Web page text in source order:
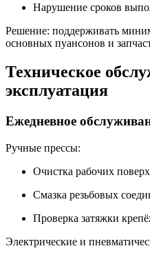
Нарушение сроков
Решение: поддерживать
основных пуансонов и
Техническое
эксплуатация
Ежедневное
Ручные прессы:
Очистка рабочих
Смазка резьбовых
Проверка затяжки
Электрические и